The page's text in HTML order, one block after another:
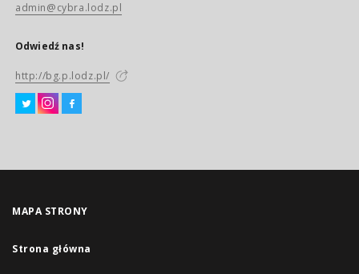
admin@cybra.lodz.pl
Odwiedź nas!
http://bg.p.lodz.pl/
MAPA STRONY
Strona główna